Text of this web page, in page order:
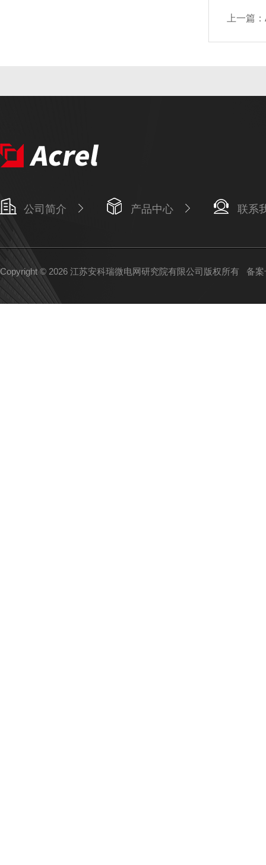
上一篇：
公司简介 产品中心 联系
Copyright © 2026 江苏安科瑞微电网研究院有限公司版权所有 备案